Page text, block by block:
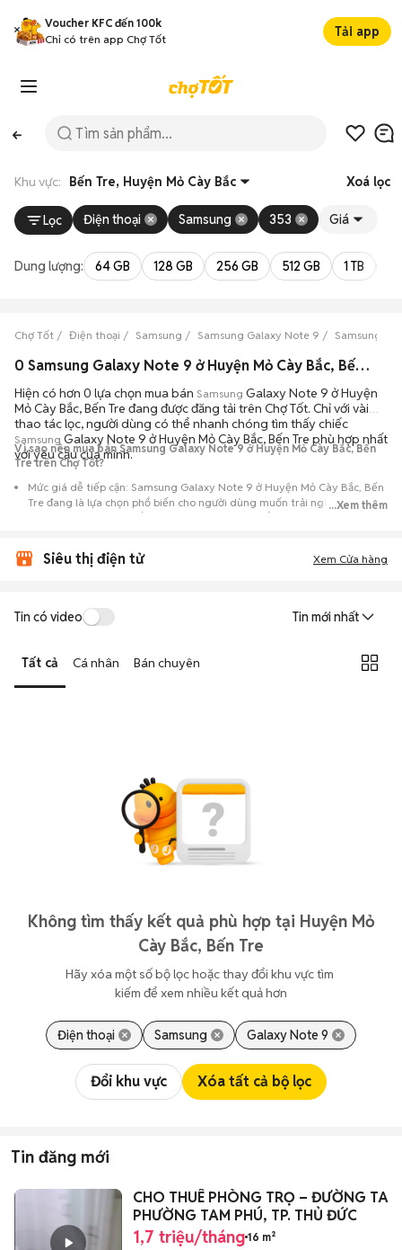
Voucher KFC đến 100k
Chỉ có trên app Chợ Tốt
Tải app
Khu vực: Bến Tre, Huyện Mỏ Cày Bắc Xoá lọc
Lọc Điện thoại Samsung 353 Giá
Dung lượng: 64 GB 128 GB 256 GB 512 GB 1 TB
Chợ Tốt Điện thoại Samsung Samsung Galaxy Note 9 Samsung
0 Samsung Galaxy Note 9 ở Huyện Mỏ Cày Bắc, Bến Tre máy bền đẹp đang bán 08/2026
Hiện có hơn 0 lựa chọn mua bán Samsung Galaxy Note 9 ở Huyện
Mỏ Cày Bắc, Bến Tre đang được đăng tải trên Chợ Tốt. Chỉ với vài
thao tác lọc, người dùng có thể nhanh chóng tìm thấy chiếc
Samsung Galaxy Note 9 ở Huyện Mỏ Cày Bắc, Bến Tre phù hợp nhất
với yêu cầu của mình.
Vì sao nên mua bán Samsung Galaxy Note 9 ở Huyện Mỏ Cày Bắc, Bến
Tre trên Chợ Tốt?
Mức giá dễ tiếp cận: Samsung Galaxy Note 9 ở Huyện Mỏ Cày Bắc, Bến
Tre đang là lựa chọn phổ biến cho người dùng muốn trải nghiệm dòng
máy này với chi phí thấp hơn so với khi mới ra mắt.
Huyện Mỏ Cày Bắc, Bến Tre từ nhiều cá nhân muốn lên đời máy, mang
đến đa dạng sự lựa chọn về tình trạng bảo hành, hình thức máy và màu
Giao dịch minh bạch: Việc gặp gỡ trực tiếp giúp người mua
...Xem thêm
Siêu thị điện tử Xem Cửa hàng
Tin có video Tin mới nhất
Tất cả Cá nhân Bán chuyên
Không tìm thấy kết quả phù hợp tại Huyện Mỏ
Cày Bắc, Bến Tre
Hãy xóa một số bộ lọc hoặc thay đổi khu vực tìm
kiếm để xem nhiều kết quả hơn
Điện thoại Samsung Galaxy Note 9
Đổi khu vực Xóa tất cả bộ lọc
Tin đăng mới
CHO THUÊ PHÒNG TRỌ – ĐƯỜNG
PHƯỜNG TAM PHÚ, TP. THỦ ĐỨC
1,7 triệu/tháng 16 m²